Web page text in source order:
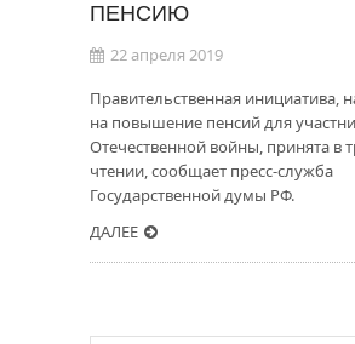
ПЕНСИЮ
22 апреля 2019
Правительственная инициатива,
на повышение пенсий для
Отечественной войны, принята в
чтении, сообщает пресс-служба
Государственной думы РФ.
ДАЛЕЕ